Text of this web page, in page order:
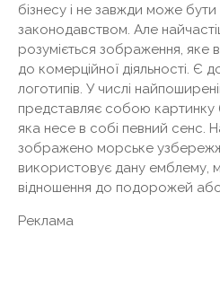
бізнесу і не завжди може
законодавством. Але
розуміється зображення, яке
до комерційної діяльності. Є
логотипів. У числі
представляє собою картинку
яка несе в собі певний сенс.
зображено морське
використовує дану емблему,
відношення до подорожей
Реклама